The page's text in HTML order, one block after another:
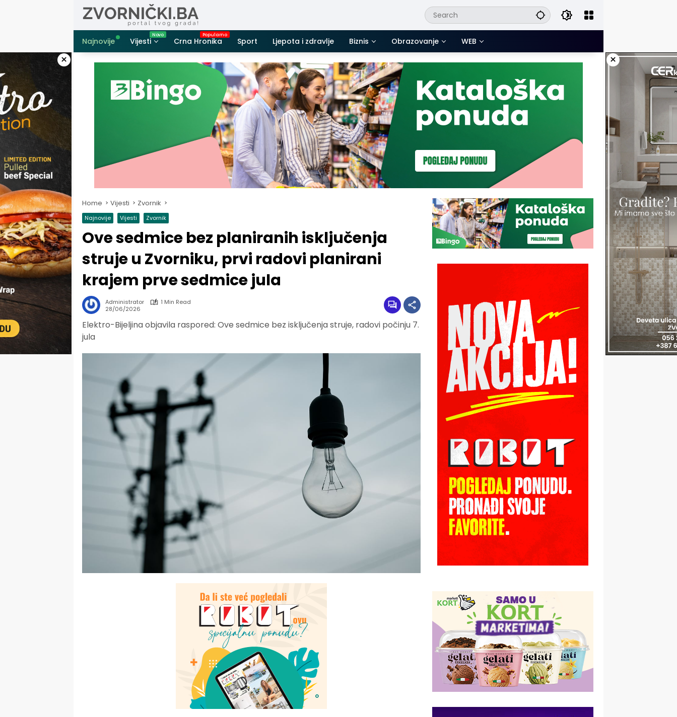
Najnovije
Vijesti Crna Hronika Sport Ljepota i zdravlje Biznis Obrazovanje WEB
× ×
Home Vijesti Zvornik
Najnovije Vijesti Zvornik
Ove sedmice bez planiranih isključenja
struje u Zvorniku, prvi radovi planirani
krajem prve sedmice jula
Administrator
1 Min Read
28/06/2026
Elektro-Bijeljina objavila raspored: Ove sedmice bez isključenja struje, radovi počinju 7.
jula